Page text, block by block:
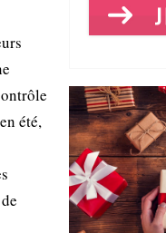
été,